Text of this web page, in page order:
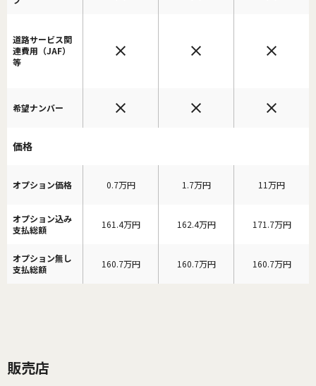
道路サービス関
連費用（JAF）
等
希望ナンバー
価格
オプション価格 0.7万円 1.7万円 11万円
オプション込み
支払総額
161.4万円 162.4万円 171.7万円
オプション無し
支払総額
160.7万円 160.7万円 160.7万円
販売店